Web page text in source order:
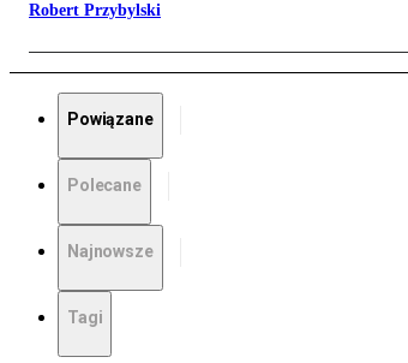
Robert Przybylski
Powiązane
Polecane
Najnowsze
Tagi